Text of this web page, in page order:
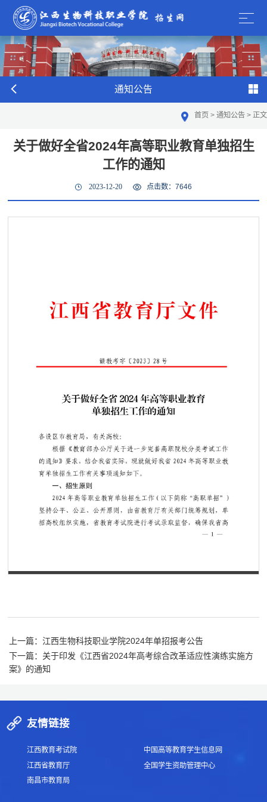
通知公告
首页 > 通知公告 > 正文
关于做好全省2024年高等职业教育单独招生
工作的通知
2023-12-20 点击数： 7646
上一篇：江西生物科技职业学院2024年单招报考公告
下一篇：关于印发《江西省2024年高考综合改革适应性演练实施方
案》的通知
友情链接
江西教育考试院
中国高等教育学生信息网
江西省教育厅
全国学生资助管理中心
南昌市教育局